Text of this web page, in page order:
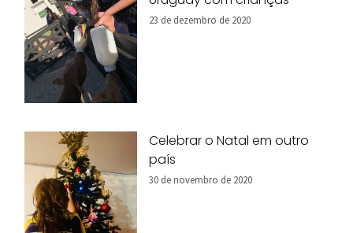
23 de dezembro de 2020
Celebrar o Natal em outro
país
30 de novembro de 2020